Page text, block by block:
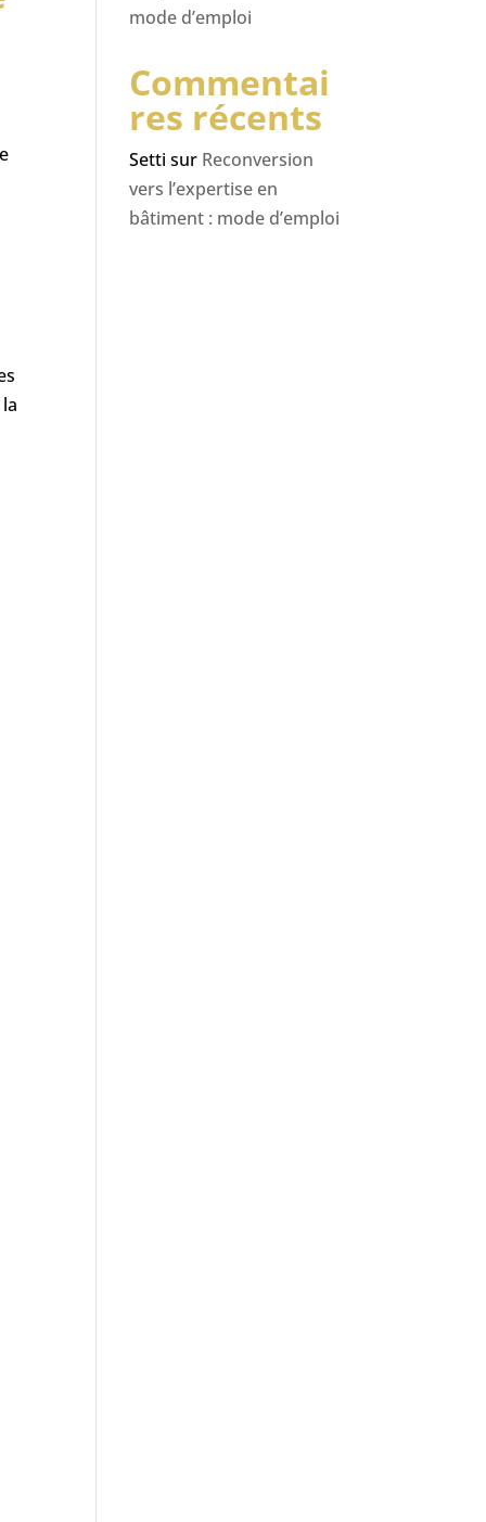
mode d’emploi
Commentai
res récents
Setti sur Reconversion
vers l’expertise en
bâtiment : mode d’emploi